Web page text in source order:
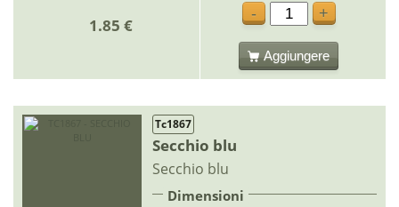
1.85 €
-
+
Aggiungere
Tc1867
Secchio blu
Secchio blu
Dimensioni